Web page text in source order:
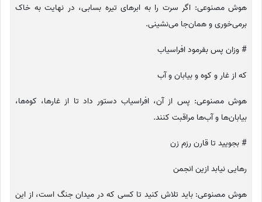
هوش مصنوعی: اگر سرت را به ابرهای تیره بسابی، در نهایت به خاک
برمی‌خوری و همان‌جا می‌نشینی.
# وزان پس بفرمود افراسیاب
که از غار و کوه و بیابان و آب
هوش مصنوعی: پس از آن، افراسیاب دستور داد تا از غارها، کوه‌ها،
بیابان‌ها و آب‌ها مراقبت کنند.
# بجویید تا قارن رزم زن
رهایی نیابد ازین انجمن
هوش مصنوعی: باید تلاش کنید تا کسی که در میدان جنگ است، از این